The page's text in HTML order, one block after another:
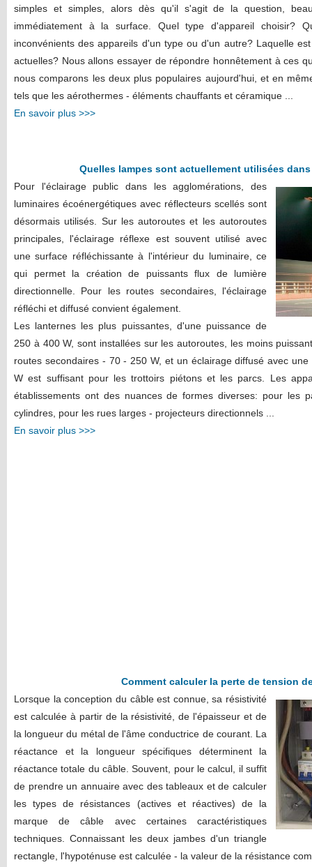
simples et simples, alors dès qu'il s'agit de la question,
immédiatement à la surface. Quel type d'appareil choisir?
inconvénients des appareils d'un type ou d'un autre? Laquelle
actuelles? Nous allons essayer de répondre honnêtement à ces
nous comparons les deux plus populaires aujourd'hui, et en
tels que les aérothermes - éléments chauffants et céramique ...
En savoir plus >>>
Quelles lampes sont actuellement utilisées
Pour l'éclairage public dans les agglomérations, des
luminaires écoénergétiques avec réflecteurs scellés sont
désormais utilisés. Sur les autoroutes et les autoroutes
principales, l'éclairage réflexe est souvent utilisé avec
une surface réfléchissante à l'intérieur du luminaire, ce
qui permet la création de puissants flux de lumière
directionnelle. Pour les routes secondaires, l'éclairage
réfléchi et diffusé convient également.
Les lanternes les plus puissantes, d'une puissance de
250 à 400 W, sont installées sur les autoroutes, les moins
routes secondaires - 70 - 250 W, et un éclairage diffusé avec
W est suffisant pour les trottoirs piétons et les parcs. Les
établissements ont des nuances de formes diverses: pour les
cylindres, pour les rues larges - projecteurs directionnels ...
En savoir plus >>>
Comment calculer la perte de tension
Lorsque la conception du câble est connue, sa résistivité
est calculée à partir de la résistivité, de l'épaisseur et de
la longueur du métal de l'âme conductrice de courant. La
réactance et la longueur spécifiques déterminent la
réactance totale du câble. Souvent, pour le calcul, il suffit
de prendre un annuaire avec des tableaux et de calculer
les types de résistances (actives et réactives) de la
marque de câble avec certaines caractéristiques
techniques. Connaissant les deux jambes d'un triangle
rectangle, l'hypoténuse est calculée - la valeur de la résistance